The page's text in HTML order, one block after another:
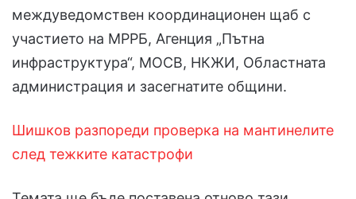
междуведомствен координационен щаб с
участието на МРРБ, Агенция „Пътна
инфраструктура“, МОСВ, НКЖИ, Областната
администрация и засегнатите общини.
Шишков разпореди проверка на мантинелите
след тежките катастрофи